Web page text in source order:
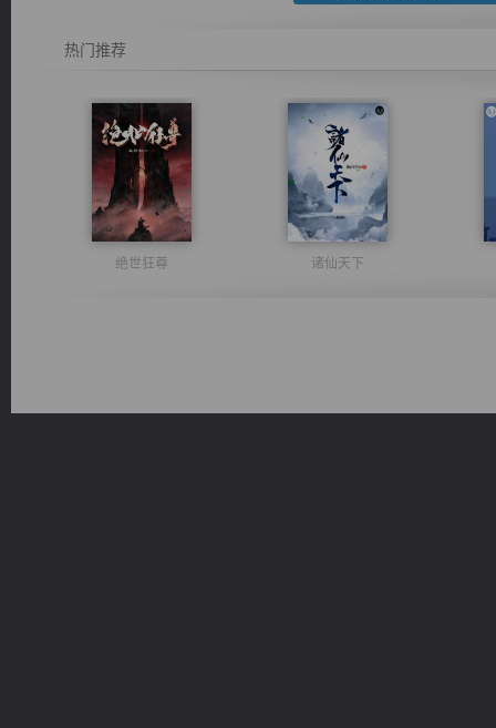
热门推荐
绝世狂尊 诸仙天下